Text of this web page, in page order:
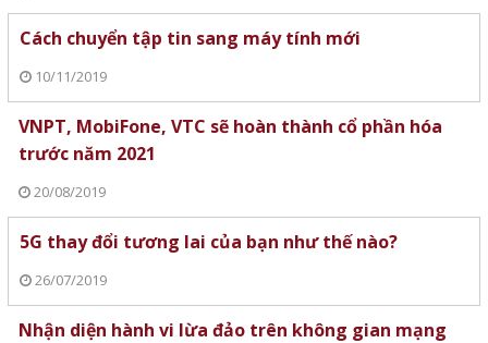
Cách chuyển tập tin sang máy tính mới
10/11/2019
VNPT, MobiFone, VTC sẽ hoàn thành cổ phần hóa
trước năm 2021
20/08/2019
5G thay đổi tương lai của bạn như thế nào?
26/07/2019
Nhận diện hành vi lừa đảo trên không gian mạng